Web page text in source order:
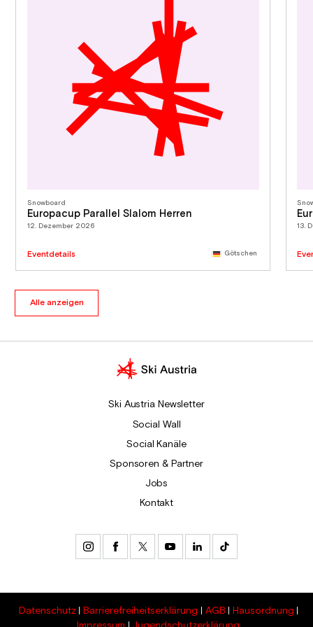
Snowboard
Europacup Parallel Slalom Herren
12. Dezember 2026
Eventdetails Götschen
13.
Alle anzeigen
Ski Austria Newsletter
Social Wall
Social Kanäle
Sponsoren & Partner
Jobs
Kontakt
Datenschutz Barrierefreiheitserklärung AGB
Hausordnung